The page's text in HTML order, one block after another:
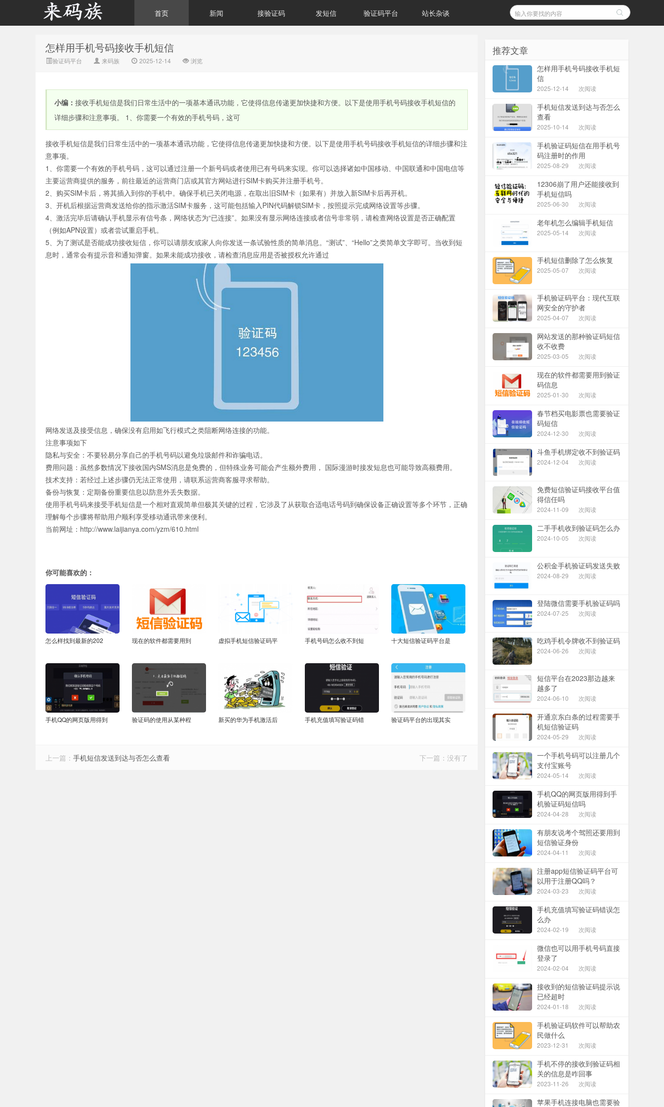
来码族 - 分享在线短信资
源接收资讯,手机短信验
证码网站
首页 新闻 接验证码 发短信 验证码平台 站长杂谈
怎样用手机号码接收手机短信
验证码平台 来码族 2025-12-14 浏览
小编： 接收手机短信是我们日常生活中的一项基本通讯功能，它使得信息传递更加快捷和方便。以下是使用手机号码接收手机短信的
详细步骤和注意事项。 1、你需要一个有效的手机号码，这可
接收手机短信是我们日常生活中的一项基本通讯功能，它使得信息传递更加快捷和方便。以下是使用手机号码接收手机短信的详细步骤和注
意事项。
1、你需要一个有效的手机号码，这可以通过注册一个新号码或者使用已有号码来实现。你可以选择诸如中国移动、中国联通和中国电信等
主要运营商提供的服务，前往最近的运营商门店或其官方网站进行SIM卡购买并注册手机号。
2、购买SIM卡后，将其插入到你的手机中。确保手机已关闭电源，在取出旧SIM卡（如果有）并放入新SIM卡后再开机。
3、开机后根据运营商发送给你的指示激活SIM卡服务，这可能包括输入PIN代码解锁SIM卡，按照提示完成网络设置等步骤。
4、激活完毕后请确认手机显示有信号条，网络状态为“已连接”。如果没有显示网络连接或者信号非常弱，请检查网络设置是否正确配置
（例如APN设置）或者尝试重启手机。
5、为了测试是否能成功接收短信，你可以请朋友或家人向你发送一条试验性质的简单消息。“测试”、“Hello”之类简单文字即可。当收到短
息时，通常会有提示音和通知弹窗。如果未能成功接收，请检查消息应用是否被授权允许通过
网络发送及接受信息，确保没有启用如飞行模式之类阻断网络连接的功能。
注意事项如下
隐私与安全：不要轻易分享自己的手机号码以避免垃圾邮件和诈骗电话。
费用问题：虽然多数情况下接收国内SMS消息是免费的，但特殊业务可能会产生额外费用， 国际漫游时接发短息也可能导致高额费用。
技术支持：若经过上述步骤仍无法正常使用，请联系运营商客服寻求帮助。
备份与恢复：定期备份重要信息以防意外丢失数据。
使用手机号码来接受手机短信是一个相对直观简单但极其关键的过程，它涉及了从获取合适电话号码到确保设备正确设置等多个环节，正确
理解每个步骤将帮助用户顺利享受移动通讯带来便利。
当前网址：http://www.laijianya.com/yzm/610.html
你可能喜欢的：
怎么样找到最新的202 现在的软件都需要用到 虚拟手机短信验证码平 手机号码怎么收不到短 十大短信验证码平台是
手机QQ的网页版用得到 验证码的使用从某种程 新买的华为手机激活后 手机充值填写验证码错 验证码平台的出现其实
上一篇： 手机短信发送到达与否怎么查看 下一篇：没有了
推荐文章
怎样用手机号码接收手机短
信
2025-12-14 次阅读
手机短信发送到达与否怎么
查看
2025-10-14 次阅读
手机验证码短信在用手机号
码注册时的作用
2025-08-29 次阅读
12306崩了用户还能接收到
手机短信吗
2025-06-30 次阅读
老年机怎么编辑手机短信
2025-05-14 次阅读
手机短信删除了怎么恢复
2025-05-07 次阅读
手机验证码平台：现代互联
网安全的守护者
2025-04-07 次阅读
网站发送的那种验证码短信
收不收费
2025-03-05 次阅读
现在的软件都需要用到验证
码信息
2025-01-30 次阅读
春节档买电影票也需要验证
码短信
2024-12-30 次阅读
斗鱼手机绑定收不到验证码
2024-12-04 次阅读
免费短信验证码接收平台值
得信任吗
2024-11-09 次阅读
二手手机收到验证码怎么办
2024-10-05 次阅读
公积金手机验证码发送失败
2024-08-29 次阅读
登陆微信需要手机验证码吗
2024-07-25 次阅读
吃鸡手机令牌收不到验证码
2024-06-26 次阅读
短信平台在2023那边越来
越多了
2024-06-10 次阅读
开通京东白条的过程需要手
机短信验证码
2024-05-29 次阅读
一个手机号码可以注册几个
支付宝账号
2024-05-14 次阅读
手机QQ的网页版用得到手
机验证码短信吗
2024-04-28 次阅读
有朋友说考个驾照还要用到
短信验证身份
2024-04-11 次阅读
注册app短信验证码平台可
以用于注册QQ吗？
2024-03-23 次阅读
手机充值填写验证码错误怎
么办
2024-02-19 次阅读
微信也可以用手机号码直接
登录了
2024-02-04 次阅读
接收到的短信验证码提示说
已经超时
2024-01-18 次阅读
手机验证码软件可以帮助农
民做什么
2023-12-31 次阅读
手机不停的接收到验证码相
关的信息是咋回事
2023-11-26 次阅读
苹果手机连接电脑也需要验